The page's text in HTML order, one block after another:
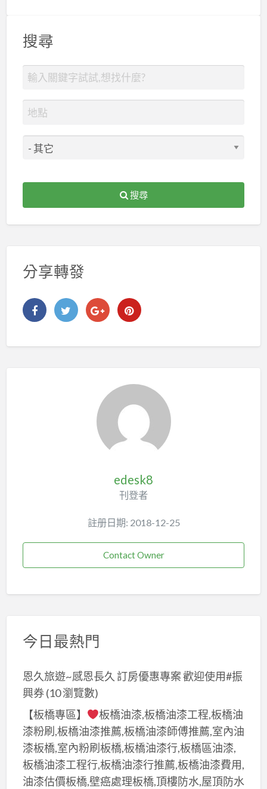
搜尋
搜尋
分享轉發
edesk8
刊登者
註册日期: 2018-12-25
Contact Owner
今日最熱門
恩久旅遊~感恩長久 訂房優惠專案 歡迎使用#振
興券(10 瀏覽數)
【板橋專區】
板橋油漆,板橋油漆工程,板橋油
漆粉刷,板橋油漆推薦,板橋油漆師傅推薦,室內油
漆板橋,室內粉刷板橋,板橋油漆行,板橋區油漆,
板橋油漆工程行,板橋油漆行推薦,板橋油漆費用,
油漆估價板橋,壁癌處理板橋,頂樓防水,屋頂防水